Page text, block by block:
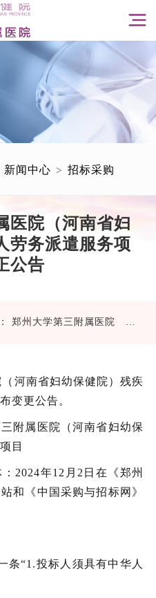
新闻中心 > 招标采购
医院（河南省妇
劳务派遣服务项
公告
发布时间：2024-12-04 发布者： 郑州大学第三附属医院
河南省妇幼保健院）残疾
变更公告。
附属医院（河南省妇幼保
目
2024年12 月 2 日在《郑州
和《中国采购与招标网》
条“1.投标人须具有中华人